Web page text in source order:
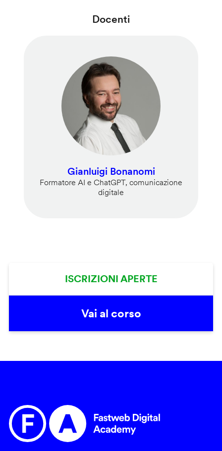
Docenti
Gianluigi Bonanomi
Formatore AI e ChatGPT, comunicazione
digitale
ISCRIZIONI APERTE
Vai al corso